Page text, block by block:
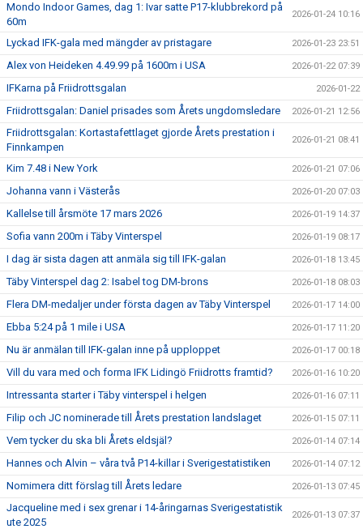
Mondo Indoor Games, dag 1: Ivar satte P17-klubbrekord på
60m
2026-01-24 10:16
Lyckad IFK-gala med mängder av pristagare 2026-01-23 23:51
Alex von Heideken 4.49.99 på 1600m i USA 2026-01-22 07:39
IFKarna på Friidrottsgalan 2026-01-22
Friidrottsgalan: Daniel prisades som Årets ungdomsledare 2026-01-21 12:56
Friidrottsgalan: Kortastafettlaget gjorde Årets prestation i
Finnkampen
2026-01-21 08:41
Kim 7.48 i New York 2026-01-21 07:06
Johanna vann i Västerås 2026-01-20 07:03
Kallelse till årsmöte 17 mars 2026 2026-01-19 14:37
Sofia vann 200m i Täby Vinterspel 2026-01-19 08:17
I dag är sista dagen att anmäla sig till IFK-galan 2026-01-18 13:45
Täby Vinterspel dag 2: Isabel tog DM-brons 2026-01-18 08:03
Flera DM-medaljer under första dagen av Täby Vinterspel 2026-01-17 14:00
Ebba 5:24 på 1 mile i USA 2026-01-17 11:20
Nu är anmälan till IFK-galan inne på upploppet 2026-01-17 00:18
Vill du vara med och forma IFK Lidingö Friidrotts framtid? 2026-01-16 10:20
Intressanta starter i Täby vinterspel i helgen 2026-01-16 07:11
Filip och JC nominerade till Årets prestation landslaget 2026-01-15 07:11
Vem tycker du ska bli Årets eldsjäl? 2026-01-14 07:14
Hannes och Alvin – våra två P14-killar i Sverigestatistiken 2026-01-14 07:12
Nomimera ditt förslag till Årets ledare 2026-01-13 07:45
Jacqueline med i sex grenar i 14-åringarnas Sverigestatistik
ute 2025
2026-01-13 07:37